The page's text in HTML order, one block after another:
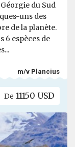
du Sud
uns des
de la planète.
6 espèces de
m/v Plancius
De 11150 USD